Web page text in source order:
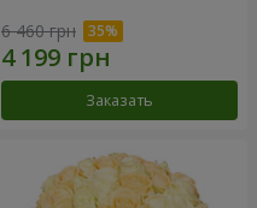
6 460 грн
Заказать